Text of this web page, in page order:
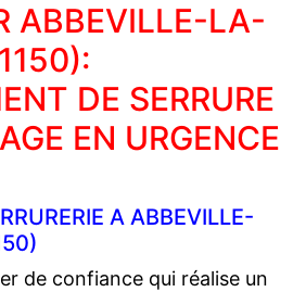
ABBEVILLE-LA-
DE SERRURE
EN URGENCE
A ABBEVILLE-
de confiance qui réalise un